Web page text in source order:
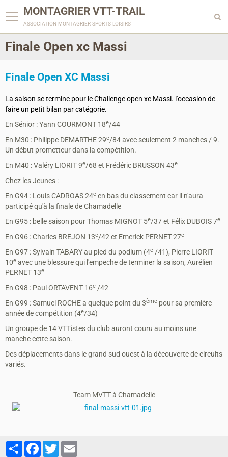
MONTAGRIER VTT-TRAIL
association montagrier sports loisirs
Finale Open xc Massi
Finale Open XC Massi
La saison se termine pour le Challenge open xc Massi. l'occasion de
faire un petit bilan par catégorie.
En Sénior : Yann COURMONT 18e/44
En M30 : Philippe DEMARTHE 29e/84 avec seulement 2 manches / 9.
Un début prometteur dans la compétition.
En M40 : Valéry LIORIT 9e/68 et Frédéric BRUSSON 43e
Chez les Jeunes :
En G94 : Louis CADROAS 24e en bas du classement car il n'aura
participé qu'à la finale de Chamadelle
En G95 : belle saison pour Thomas MIGNOT 5e/37 et Félix DUBOIS 7e
En G96 : Charles BREJON 13e/42 et Emerick PERNET 27e
En G97 : Sylvain TABARY au pied du podium (4e /41), Pierre LIORIT
10e avec une blessure qui l'empeche de terminer la saison, Aurélien
PERNET 13e
En G98 : Paul ORTAVENT 16e /42
En G99 : Samuel ROCHE a quelque point du 3ème pour sa première
année de compétition (4e/34)
Un groupe de 14 VTTistes du club auront couru au moins une
manche cette saison.
Des déplacements dans le grand sud ouest à la découverte de circuits
variés.
Team MVTT à Chamadelle
PartagerFacebook
Twitter